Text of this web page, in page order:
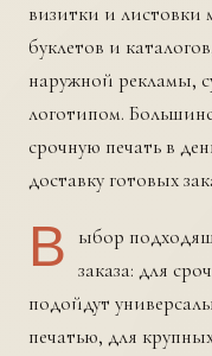
визитки и
буклетов и
наружной рекламы,
логотипом.
срочную печать в
доставку готовых
В
ыбор
заказа: для
подойдут
печатью, для